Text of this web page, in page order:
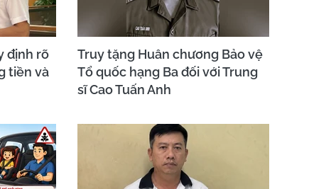
định rõ
tiền và
Truy tặng Huân chương Bảo vệ
Tổ quốc hạng Ba đối với Trung
sĩ Cao Tuấn Anh